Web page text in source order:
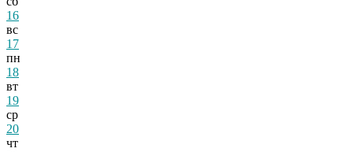
16
вс
17
пн
18
вт
19
ср
20
чт